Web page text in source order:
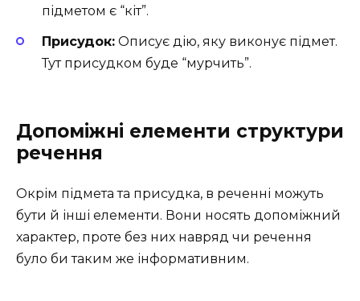
підметом є “кіт”.
Присудок: Описує дію, яку виконує підмет.
Тут присудком буде “мурчить”.
Допоміжні елементи структури
речення
Окрім підмета та присудка, в реченні можуть
бути й інші елементи. Вони носять допоміжний
характер, проте без них навряд чи речення
було би таким же інформативним.